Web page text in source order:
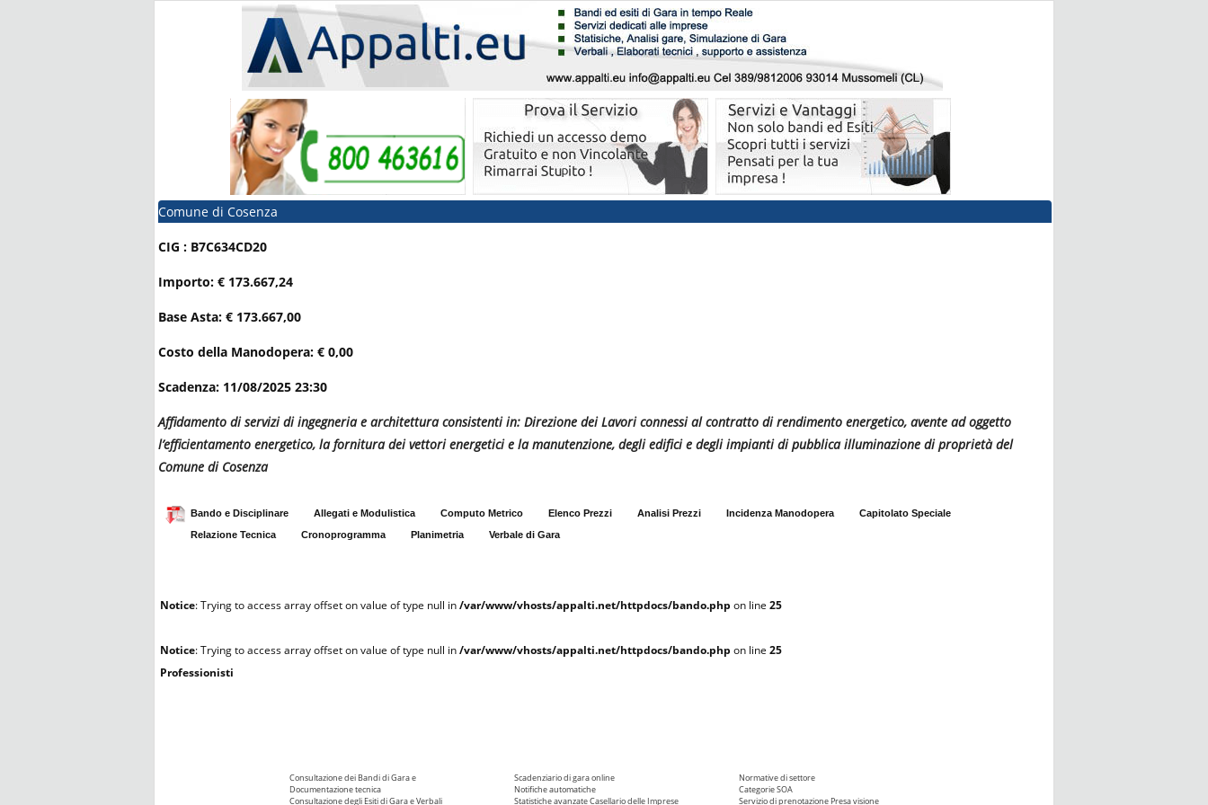
Comune di Cosenza
CIG : B7C634CD20
Importo: € 173.667,24
Base Asta: € 173.667,00
Costo della Manodopera: € 0,00
Scadenza: 11/08/2025 23:30
Affidamento di servizi di ingegneria e architettura consistenti in: Direzione dei Lavori connessi al contratto di rendimento energetico, avente ad oggetto
l’efficientamento energetico, la fornitura dei vettori energetici e la manutenzione, degli edifici e degli impianti di pubblica illuminazione di proprietà del
Comune di Cosenza
Bando e Disciplinare Allegati e Modulistica Computo Metrico Elenco Prezzi Analisi Prezzi Incidenza Manodopera
Capitolato Speciale
Relazione Tecnica
Cronoprogramma Planimetria Verbale di Gara
Notice: Trying to access array offset on value of type null in/var/www/vhosts/appalti.net/httpdocs/bando.php on line 25
Notice: Trying to access array offset on value of type null in/var/www/vhosts/appalti.net/httpdocs/bando.php on line 25
Professionisti
Consultazione dei Bandi di Gara e
Documentazione tecnica
Consultazione degli Esiti di Gara e Verbali
Scadenziario di gara online
Notifiche automatiche
Statistiche avanzateCasellario delle Imprese
Normative di settore
Categorie SOA
Servizio di prenotazione Presa visione